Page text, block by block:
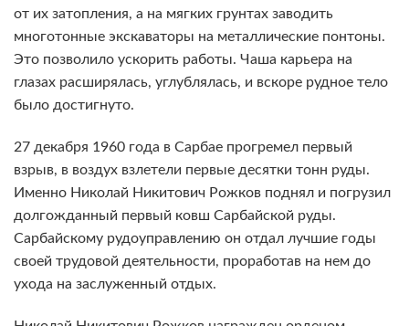
от их затопления, а на мягких грунтах заводить
многотонные экскаваторы на металлические понтоны.
Это позволило ускорить работы. Чаша карьера на
глазах расширялась, углублялась, и вскоре рудное тело
было достигнуто.
27 декабря 1960 года в Сарбае прогремел первый
взрыв, в воздух взлетели первые десятки тонн руды.
Именно Николай Никитович Рожков поднял и погрузил
долгожданный первый ковш Сарбайской руды.
Сарбайскому рудоуправлению он отдал лучшие годы
своей трудовой деятельности, проработав на нем до
ухода на заслуженный отдых.